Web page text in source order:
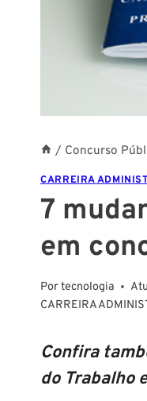
/ Concurso
CARREIRA
7
em
Portecnologia
CARREIRA
Confira
do Trabalho